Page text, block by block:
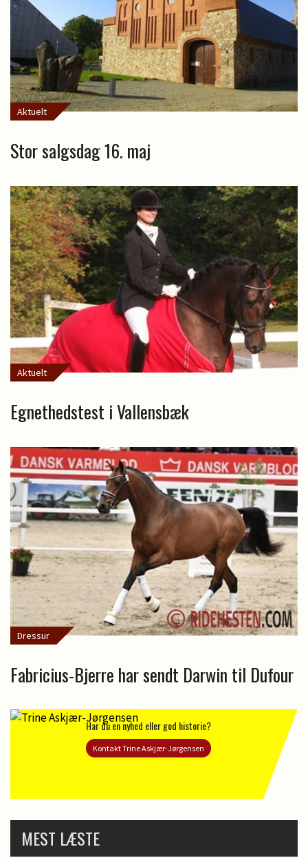
Aktuelt
Stor salgsdag 16. maj
Aktuelt
Egnethedstest i Vallensbæk
Dressur
Fabricius-Bjerre har sendt Darwin til Dufour
Har du en nyhed eller god historie?
Kontakt Trine Askjær-Jørgensen
MEST LÆSTE